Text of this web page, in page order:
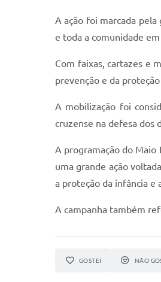
A ação foi marcada
e toda a comunidade
Com faixas, cartazes e
prevenção e da
A mobilização foi
cruzense na defesa dos
A programação do Maio
uma grande ação
a proteção da infância e
A campanha também
GOSTEI NÃO